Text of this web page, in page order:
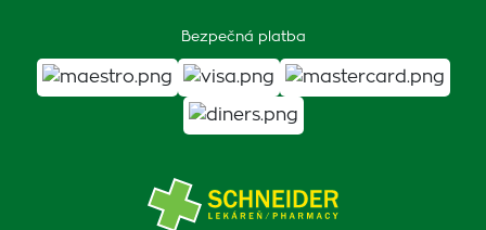
Bezpečná platba